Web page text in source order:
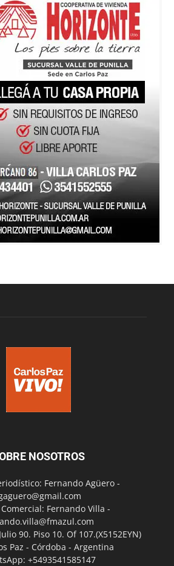
NOSOTROS
Fernando Agüero -
Fernando Villa -
90. Piso 10. Of 107.(X5152EYN)
Paz - Córdoba - Argentina
+5493541585147